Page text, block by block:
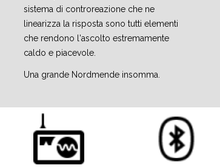
sistema di controreazione che ne
linearizza la risposta sono tutti elementi
che rendono l'ascolto estremamente
caldo e piacevole.
Una grande Nordmende insomma.